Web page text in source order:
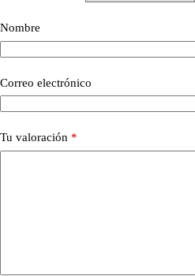
Nombre
Correo electrónico
Tu valoración *